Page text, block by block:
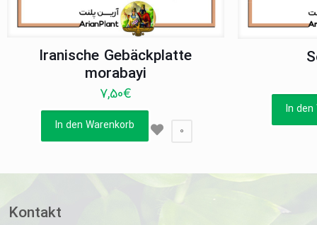
Iranische Gebäckplatte
morabayi
7,50€
In den Warenkorb 0
In den
Kontakt